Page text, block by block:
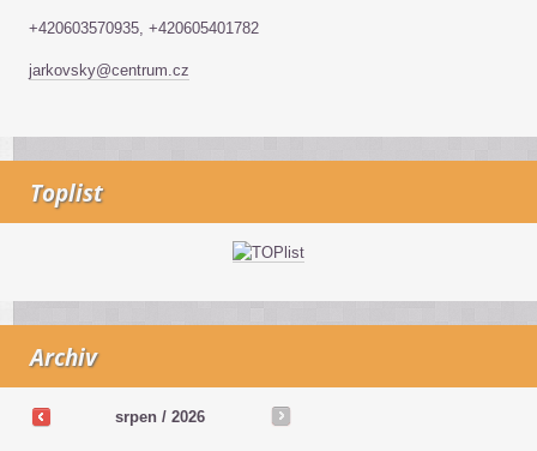
+420603570935, +420605401782
jarkovsky@centrum.cz
Toplist
Archiv
srpen / 2026